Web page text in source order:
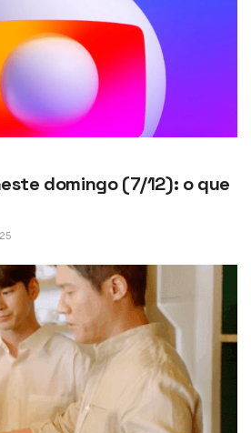
domingo (7/12): o que